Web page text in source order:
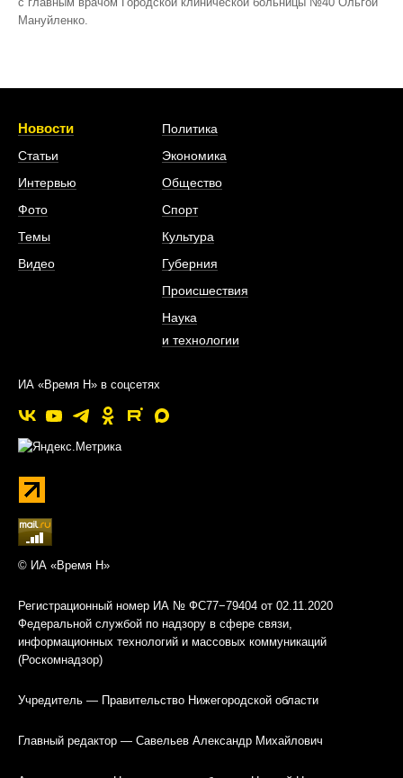
Мануйленко.
Новости
Статьи
Интервью
Фото
Темы
Видео
Политика
Экономика
Общество
Спорт
Культура
Губерния
Происшествия
Наука
и технологии
ИА «Время Н» в соцсетях
© ИА «Время Н»
Регистрационный номер ИА № ФС77−79404 от 02.11.2020
Федеральной службой по надзору в сфере связи,
информационных технологий и массовых коммуникаций
(Роскомнадзор)
Учредитель — Правительство Нижегородской области
Главный редактор — Савельев Александр Михайлович